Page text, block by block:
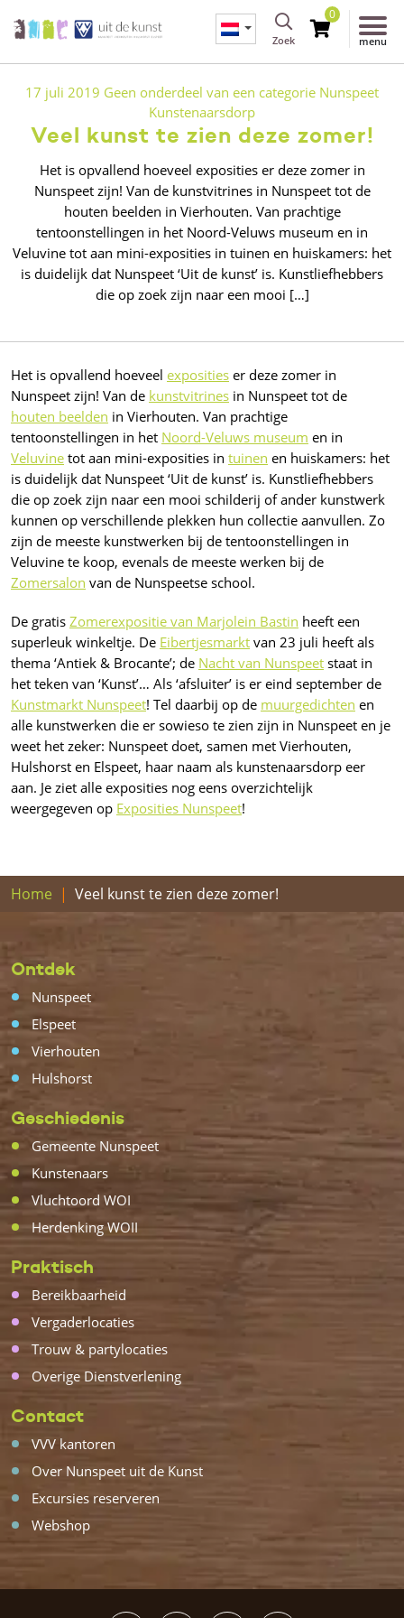
Zoek
0
menu
17 juli 2019 Geen onderdeel van een categorie Nunspeet
Kunstenaarsdorp
Veel kunst te zien deze zomer!
Het is opvallend hoeveel exposities er deze zomer in
Nunspeet zijn! Van de kunstvitrines in Nunspeet tot de
houten beelden in Vierhouten. Van prachtige
tentoonstellingen in het Noord-Veluws museum en in
Veluvine tot aan mini-exposities in tuinen en huiskamers: het
is duidelijk dat Nunspeet ‘Uit de kunst’ is. Kunstliefhebbers
die op zoek zijn naar een mooi […]
Het is opvallend hoeveel exposities er deze zomer in
Nunspeet zijn! Van de kunstvitrines in Nunspeet tot de
houten beelden in Vierhouten. Van prachtige
tentoonstellingen in het Noord-Veluws museum en in
Veluvine tot aan mini-exposities in tuinen en huiskamers: het
is duidelijk dat Nunspeet ‘Uit de kunst’ is. Kunstliefhebbers
die op zoek zijn naar een mooi schilderij of ander kunstwerk
kunnen op verschillende plekken hun collectie aanvullen. Zo
zijn de meeste kunstwerken bij de tentoonstellingen in
Veluvine te koop, evenals de meeste werken bij de
Zomersalon van de Nunspeetse school.
De gratis Zomerexpositie van Marjolein Bastin heeft een
superleuk winkeltje. De Eibertjesmarkt van 23 juli heeft als
thema ‘Antiek & Brocante’; de Nacht van Nunspeet staat in
het teken van ‘Kunst’… Als ‘afsluiter’ is er eind september de
Kunstmarkt Nunspeet! Tel daarbij op de muurgedichten en
alle kunstwerken die er sowieso te zien zijn in Nunspeet en je
weet het zeker: Nunspeet doet, samen met Vierhouten,
Hulshorst en Elspeet, haar naam als kunstenaarsdorp eer
aan. Je ziet alle exposities nog eens overzichtelijk
weergegeven op Exposities Nunspeet!
Home Veel kunst te zien deze zomer!
Ontdek
Nunspeet
Elspeet
Vierhouten
Hulshorst
Geschiedenis
Gemeente Nunspeet
Kunstenaars
Vluchtoord WOI
Herdenking WOII
Praktisch
Bereikbaarheid
Vergaderlocaties
Trouw & partylocaties
Overige Dienstverlening
Contact
VVV kantoren
Over Nunspeet uit de Kunst
Excursies reserveren
Webshop